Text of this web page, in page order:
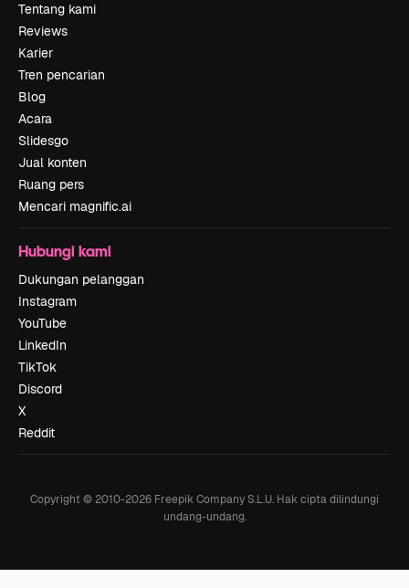
Tentang kami
Reviews
Karier
Tren pencarian
Blog
Acara
Slidesgo
Jual konten
Ruang pers
Mencari magnific.ai
Hubungi kami
Dukungan pelanggan
Instagram
YouTube
LinkedIn
TikTok
Discord
X
Reddit
Copyright © 2010-2026 Freepik Company S.L.U. Hak cipta dilindungi
undang-undang.